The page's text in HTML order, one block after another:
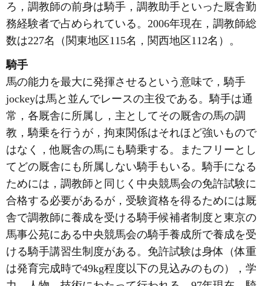
ろ，調教師の前身は騎手，調教助手といった厩舎勤
務経験者で占められている。2006年現在，調教師総
数は227名（関東地区115名，関西地区112名）。
騎手
馬の能力を最大に発揮させるという意味で，騎手
jockeyは馬と並んでレースの主役である。騎手は通
常，各厩舎に所属し，主としてその厩舎の馬の調
教，騎乗を行うが，拘束関係はそれほど強いもので
はなく，他厩舎の馬にも騎乗する。またフリーとし
てどの厩舎にも所属しない騎手もいる。騎手になる
ためには，調教師と同じく中央競馬会の免許試験に
合格する必要があるが，受験資格を得るためには厩
舎で調教師に養成を受ける騎手候補者制度と東京の
馬事公苑にある中央競馬会の騎手養成所で養成を受
ける騎手講習生制度がある。免許試験は身体（体重
は発育完成時で49kg程度以下の見込みのもの），学